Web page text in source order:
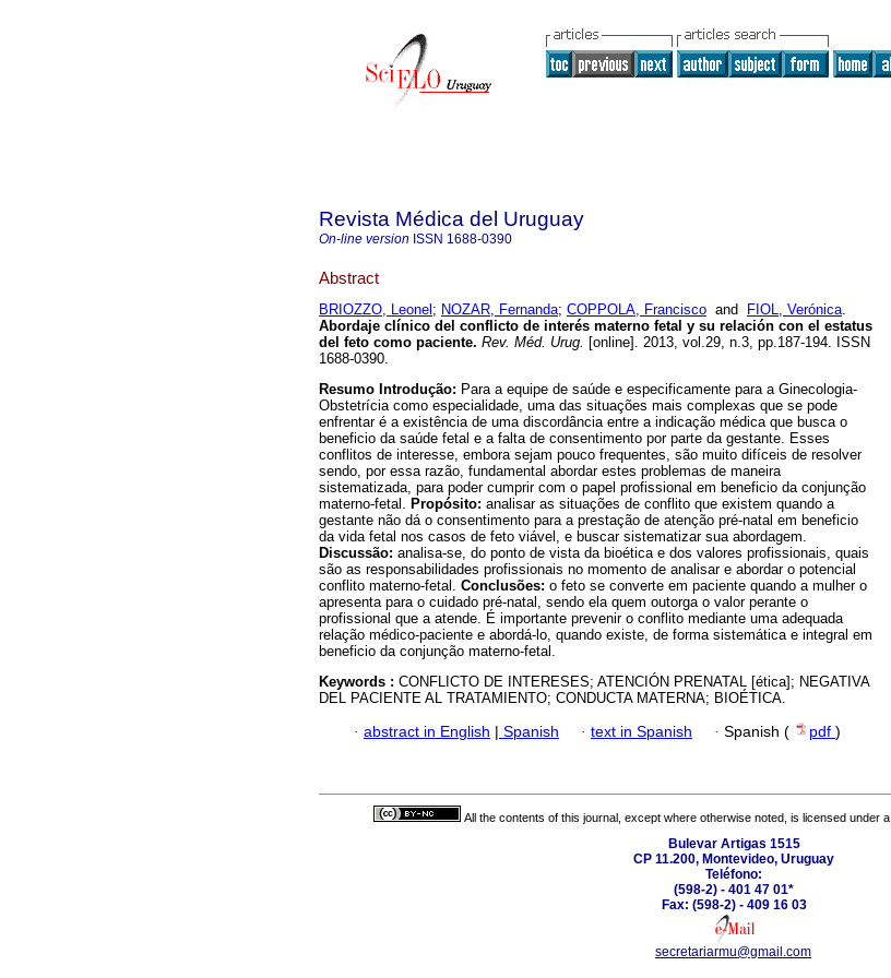
Revista Médica del Uruguay
On-line version ISSN 1688-0390
Abstract
BRIOZZO, Leonel ; NOZAR, Fernanda; COPPOLA, Francisco and FIOL, Verónica.
Abordaje clínico del conflicto de interés materno fetal y su relación con el estatus
del feto como paciente. Rev. Méd. Urug. [online]. 2013, vol.29, n.3, pp.187-194. ISSN
1688-0390.
Resumo Introdução: Para a equipe de saúde e especificamente para a Ginecologia-
Obstetrícia como especialidade, uma das situações mais complexas que se pode
enfrentar é a existência de uma discordância entre a indicação médica que busca o
beneficio da saúde fetal e a falta de consentimento por parte da gestante. Esses
conflitos de interesse, embora sejam pouco frequentes, são muito difíceis de resolver
sendo, por essa razão, fundamental abordar estes problemas de maneira
sistematizada, para poder cumprir com o papel profissional em beneficio da conjunção
materno-fetal. Propósito: analisar as situações de conflito que existem quando a
gestante não dá o consentimento para a prestação de atenção pré-natal em beneficio
da vida fetal nos casos de feto viável, e buscar sistematizar sua abordagem.
Discussão: analisa-se, do ponto de vista da bioética e dos valores profissionais, quais
são as responsabilidades profissionais no momento de analisar e abordar o potencial
conflito materno-fetal. Conclusões: o feto se converte em paciente quando a mulher o
apresenta para o cuidado pré-natal, sendo ela quem outorga o valor perante o
profissional que a atende. É importante prevenir o conflito mediante uma adequada
relação médico-paciente e abordá-lo, quando existe, de forma sistemática e integral em
beneficio da conjunção materno-fetal.
Keywords : CONFLICTO DE INTERESES; ATENCIÓN PRENATAL [ética]; NEGATIVA
DEL PACIENTE AL TRATAMIENTO; CONDUCTA MATERNA; BIOÉTICA.
· abstract in English | Spanish · text in Spanish · Spanish ( pdf )
All the contents of this journal, except where otherwise noted, is licensed under a
Bulevar Artigas 1515
CP 11.200, Montevideo, Uruguay
Teléfono:
(598-2) - 401 47 01*
Fax: (598-2) - 409 16 03
secretariarmu@gmail.com